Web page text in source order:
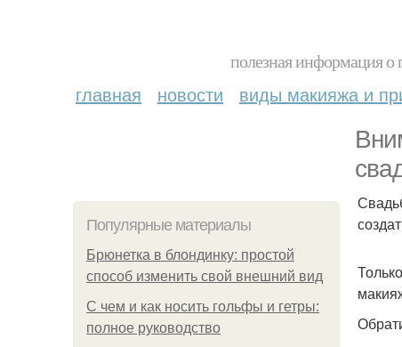
полезная информация о
главная новости виды макияжа и
Популярные материалы
Брюнетка в блондинку: простой
способ изменить свой внешний вид
С чем и как носить гольфы и гетры:
полное руководство